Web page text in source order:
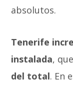
absolutos.
Tenerife
instalada,
del total. En